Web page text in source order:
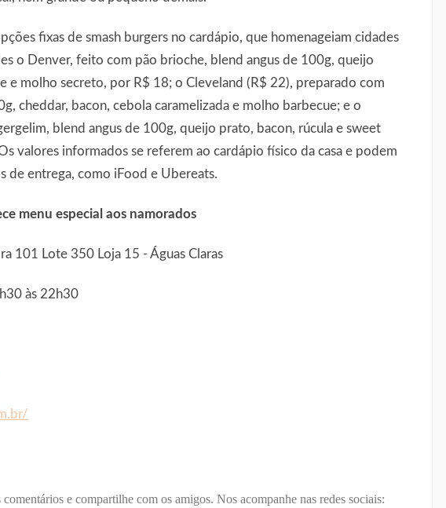
fixas de smash burgers no cardápio, que homenageiam cidades
o Denver, feito com pão brioche, blend angus de 100g, queijo
e molho secreto, por R$ 18; o Cleveland (R$ 22), preparado com
cheddar, bacon, cebola caramelizada e molho barbecue; e o
blend angus de 100g, queijo prato, bacon, rúcula e sweet
valores informados se referem ao cardápio físico da casa e podem
de entrega, como iFood e Ubereats.
menu especial aos namorados
101 Lote 350 Loja 15 - Águas Claras
às 22h30
e compartilhe com os amigos. Nos acompanhe nas redes sociais: